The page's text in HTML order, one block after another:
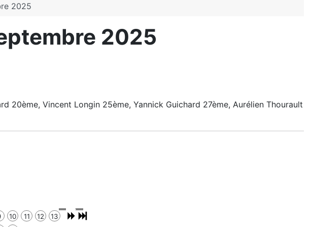
2025
2025
20ème, Vincent Longin 25ème, Yannick Guichard 27ème, Aurélien Thourault
10 11 12
13